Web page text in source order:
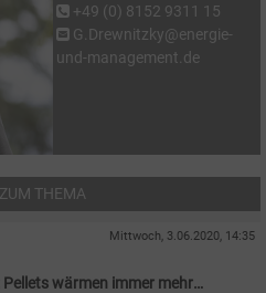
+49 (0) 8152 9311 15
G.Drewnitzky@energie-
und-management.de
THEMA
Mittwoch, 3.06.2020, 14:35
Pellets wärmen immer mehr